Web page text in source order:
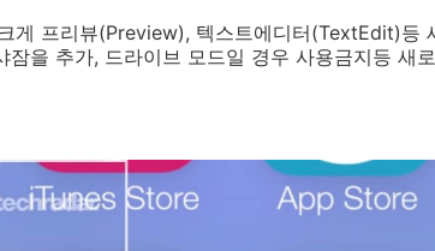
게 프리뷰(Preview), 텍스트에디터(TextEdit)등
잠을 추가, 드라이브 모드일 경우 사용금지등 새